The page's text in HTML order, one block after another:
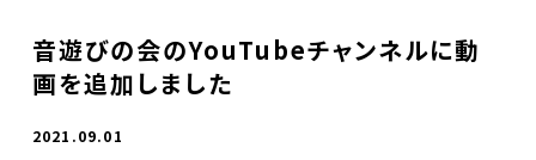
聴く、見る、読む
メンバー
サポート
お問合せ
音遊びの会のYouTubeチャンネルに動
画を追加しました
2021.09.01